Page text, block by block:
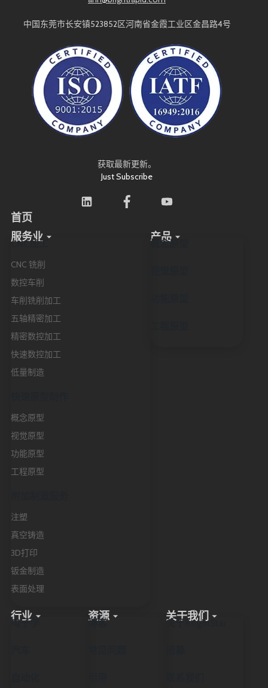
中国东莞市长安镇523852区河南省金霞工业区金昌路4号
获取最新更新。
Just Subscribe
首页
服务业
CNC加工
CNC 铣削
数控车削
车削铣削加工
五轴精密加工
精密数控加工
快速数控加工
低量制造
概念原型
视觉原型
功能原型
工程原型
注塑
真空铸造
3D打印
钣金制造
表面处理
产品
概念原型
行业
电子学
资源
博客
关于我们
关于BrightStar